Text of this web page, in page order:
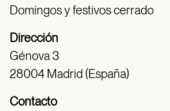
Domingos y festivos cerrado
Dirección
Génova 3
28004 Madrid (España)
Contacto